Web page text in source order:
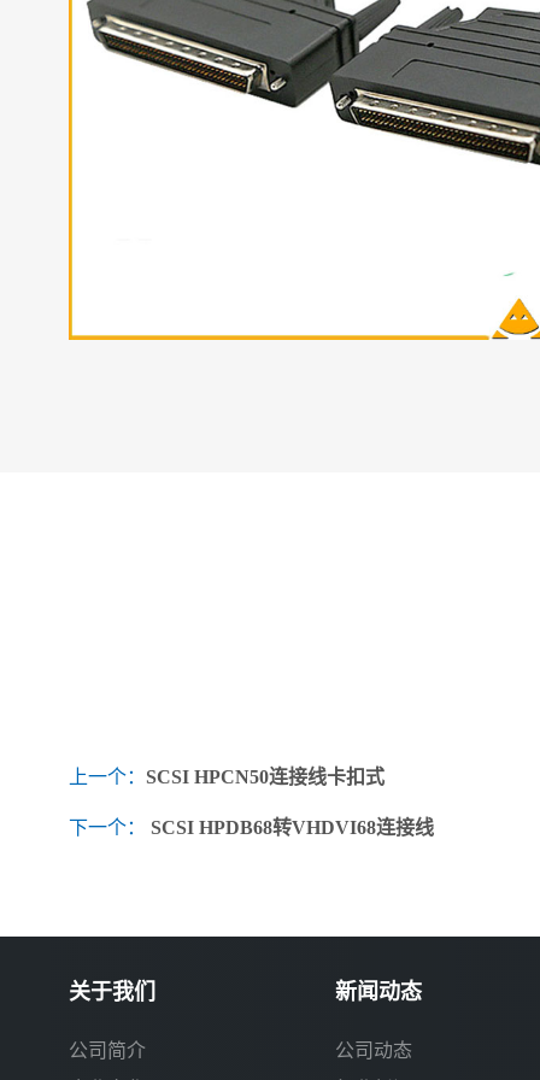
上一个： SCSI HPCN50连接线卡扣式
下一个： SCSI HPDB68转VHDVI68连接线
关于我们
公司简介
新闻动态
公司动态